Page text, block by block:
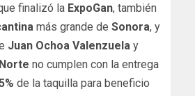
finalizó la ExpoGan, también
más grande de Sonora, y
Juan Ochoa Valenzuela y
Norte no cumplen con la entrega
de la taquilla para beneficio